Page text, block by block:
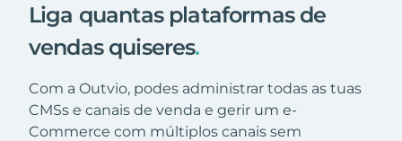
Liga quantas plataformas de
vendas quiseres.
Com a Outvio, podes administrar todas as tuas
CMSs e canais de venda e gerir um e-
Commerce com múltiplos canais sem